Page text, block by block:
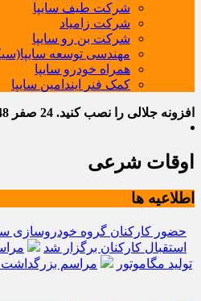
شرکت طیف سایپا
شرکت زامیاد
شرکت بن رو سایپا
مهندسی توسعه
همراه خودرو سایپا
کمک فنر ایندامین سایپا
افزونه جلالی را نصب کنید. 24 صفر 1448
اوقات شرعی
اطلاعیه ها
حضور کارکنان گروه خودروسازی
استقبال کارکنان برگزار شد
تولید مگاموتور
مراسم